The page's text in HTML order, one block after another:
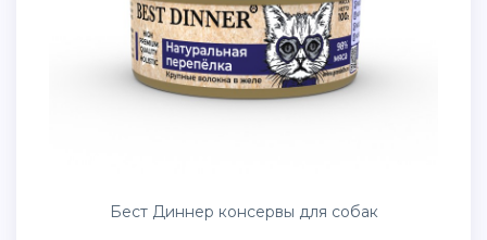
Бест Диннер консервы для собак